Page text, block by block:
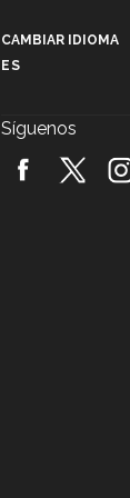
CAMBIAR IDIOMA
ES
Síguenos